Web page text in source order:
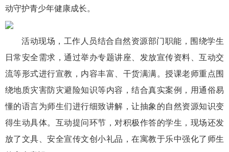
动守护青少年健康成长。
活动现场，工作人员结合自然资源部门职能，围绕学生
日常安全需求，通过举办专题讲座、发放宣传资料、互动交
流等形式进行宣教，内容丰富、干货满满。授课老师重点围
绕地质灾害防灾避险知识等内容，结合真实案例，用通俗易
懂的语言为师生们进行细致讲解，让抽象的自然资源知识变
得生动具体。互动提问环节，对积极作答的学生，现场还发
放了文具、安全宣传文创小礼品，在寓教于乐中强化了师生